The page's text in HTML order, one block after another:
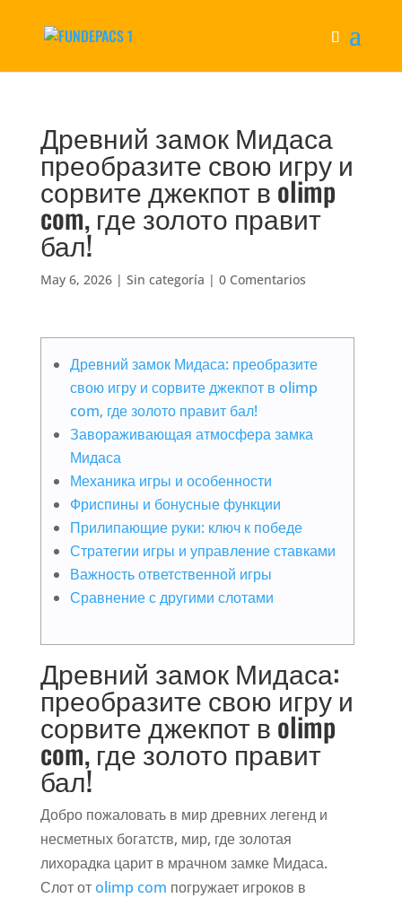
Древний замок Мидаса
преобразите свою игру и
сорвите джекпот в olimp
com, где золото правит
бал!
May 6, 2026| Sin categoría | 0 Comentarios
Древний замок Мидаса: преобразите
свою игру и сорвите джекпот в olimp
com, где золото правит бал!
Завораживающая атмосфера замка
Мидаса
Механика игры и особенности
Фриспины и бонусные функции
Прилипающие руки: ключ к победе
Стратегии игры и управление ставками
Важность ответственной игры
Сравнение с другими слотами
Древний замок Мидаса:
преобразите свою игру и
сорвите джекпот в olimp
com, где золото правит
бал!
Добро пожаловать в мир древних легенд и
несметных богатств, мир, где золотая
лихорадка царит в мрачном замке Мидаса.
Слот отolimp com погружает игроков в